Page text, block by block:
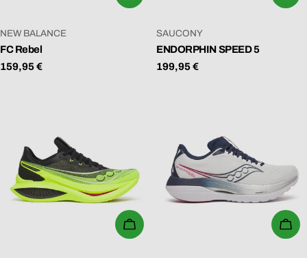
VERKÄUFER:
NEW BALANCE
FC Rebel
Regulärer
159,95 €
VERKÄUFER:
SAUCONY
ENDORPHIN SPEED 5
Regulärer
199,95 €
WÄHLEN SIE OPTIONEN